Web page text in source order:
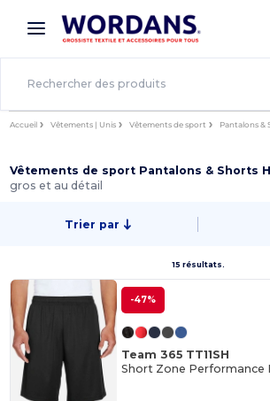
× Appli Wordans
Meilleurs prix sur l’app !
Accueil Vêtements | Unis Vêtements de sport Pantalons &
Vêtements de sport Pantalons & Shorts
gros et au détail
Trier par
15 résultats.
-47%
Team 365 TT11SH
Short Zone Performance